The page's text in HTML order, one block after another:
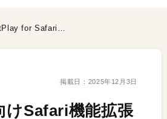
YouTubeやNetflixを最大5倍速で。Mac向けSafari機能拡張「SmartPlay for Safari」。明るさや彩度の調整にも対応！
掲載日： 2025年12月3日
けSafari機能拡張